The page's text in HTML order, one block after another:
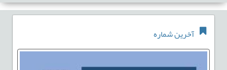
آخرین شماره